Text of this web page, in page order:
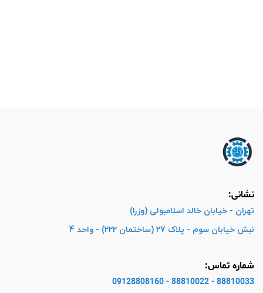
نشانی:
تهران - خیابان خالد اسلامبولی (وزرا)
نبش خیابان سوم - پلاک 27 (ساختمان 222) - واحد 4
شماره تماس:
88810033 - 88810022 - 09128808160